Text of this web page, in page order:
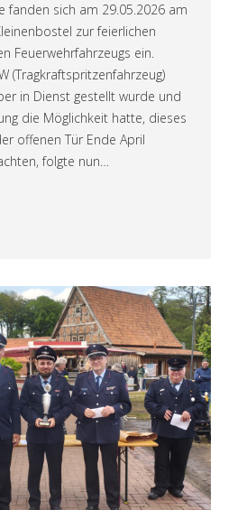
fanden sich am 29.05.2026 am
zur feierlichen
Feuerwehrfahrzeugs ein.
(Tragkraftspritzenfahrzeug)
in Dienst gestellt wurde und
die Möglichkeit hatte, dieses
offenen Tür Ende April
folgte nun…